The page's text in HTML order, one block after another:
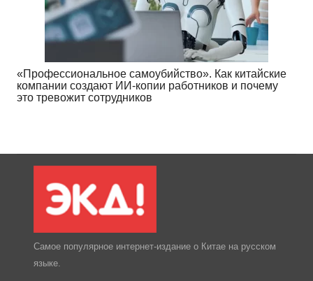
«Профессиональное самоубийство». Как китайские
компании создают ИИ-копии работников и почему
это тревожит сотрудников
Самое популярное интернет-издание о Китае на русском
языке.